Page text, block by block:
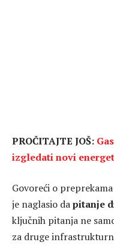
PROČITAJTE JOŠ:
izgledati novi
Govoreći o
je naglasio dapitanje
ključnih pitanja ne
za druge